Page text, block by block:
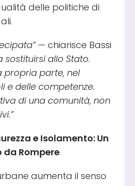
delle politiche di
— chiarisce Bassi
sostituirsi allo Stato.
propria parte, nel
e delle competenze.
di una comunità, non
e Isolamento: Un
da Rompere
aumenta il senso